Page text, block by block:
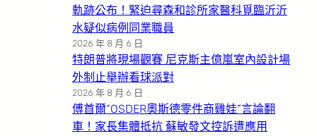
軌跡公布！緊迫尋森和診所家醫科覓臨沂沂
水疑似病例同業職員
2026 年 8 月 6 日
特朗普將現場觀賽 尼克斯主億嵐室內設計場
外制止舉辦看球派對
2026 年 8 月 6 日
傅首爾“OSDER奧斯德零件商雞娃”言論翻
車！家長集體抵抗 蘇敏發文控訴遭應用